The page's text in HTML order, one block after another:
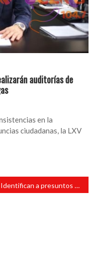
auditorías de
en la
ciudadanas, la LXV
Identifican a presuntos autores de bombazo en Salamanca